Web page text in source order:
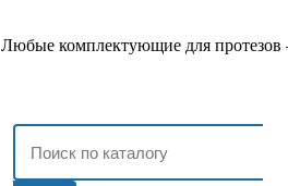
Любые комплектующие для